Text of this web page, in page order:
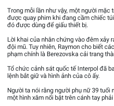
Trong mỗi lần như vậy, một người mặc
được quay phim khi đang cầm chiếc
đó được dùng để giấu thiết bị.
Lời khai của nhân chứng vào đêm xảy
đội mũ. Tuy nhiên, Raymon cho biết
phạm chính là Berezovska cải trang
Tổ chức cảnh sát quốc tế Interpol đã
lệnh bắt giữ và hình ảnh của cô ấy.
Người ta nói rằng người phụ nữ 39 tuổi
một hình xăm nổi bật trên cánh tay